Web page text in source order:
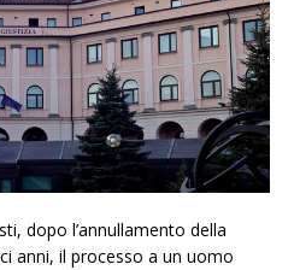
dopo l’annullamento della
anni, il processo a un uomo